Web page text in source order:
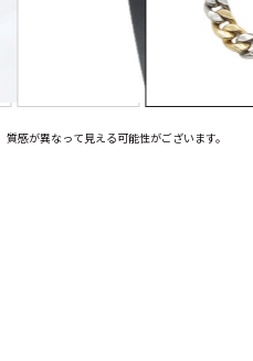
感が異なって見える可能性がございます。